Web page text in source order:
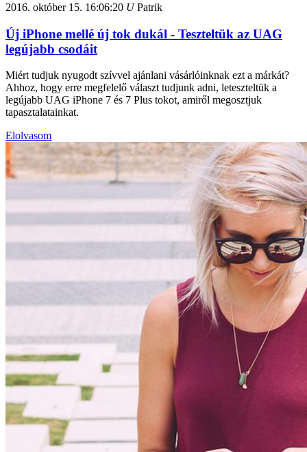
2016. október 15. 16:06:20 UPatrik
Új iPhone mellé új tok dukál - Teszteltük az UAG
legújabb csodáit
Miért tudjuk nyugodt szívvel ajánlani vásárlóinknak ezt a márkát?
Ahhoz, hogy erre megfelelő választ tudjunk adni, leteszteltük a
legújabb UAG iPhone 7 és 7 Plus tokot, amiről megosztjuk
tapasztalatainkat.
Elolvasom